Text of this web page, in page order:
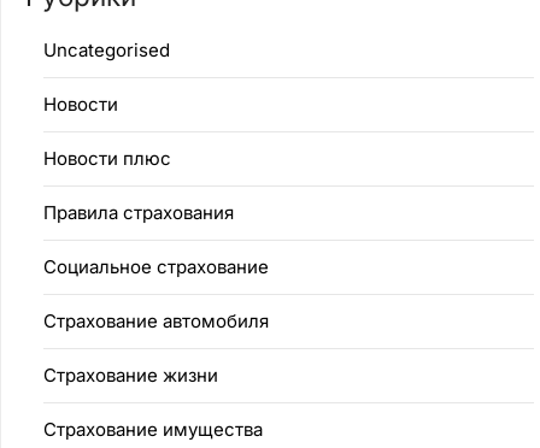
Uncategorised
Новости
Новости плюс
Правила страхования
Социальное страхование
Страхование автомобиля
Страхование жизни
Страхование имущества